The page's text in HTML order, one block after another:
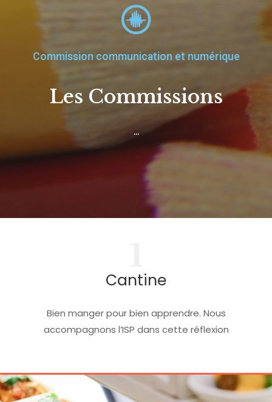
Commission communication et numérique
Les Commissions
...
Cantine
Bien manger pour bien apprendre. Nous
accompagnons l’ISP dans cette réflexion